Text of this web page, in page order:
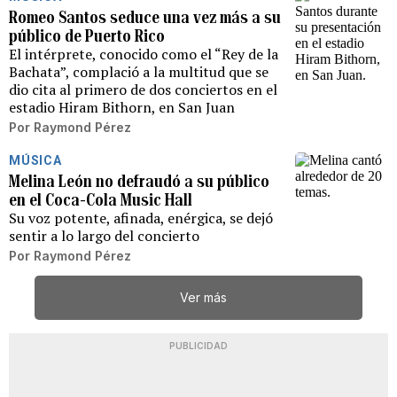
Romeo Santos seduce una vez más a su
público de Puerto Rico
El intérprete, conocido como el “Rey de la
Bachata”, complació a la multitud que se
dio cita al primero de dos conciertos en el
estadio Hiram Bithorn, en San Juan
Por Raymond Pérez
MÚSICA
Melina León no defraudó a su público
en el Coca-Cola Music Hall
Su voz potente, afinada, enérgica, se dejó
sentir a lo largo del concierto
Por Raymond Pérez
Ver más
PUBLICIDAD